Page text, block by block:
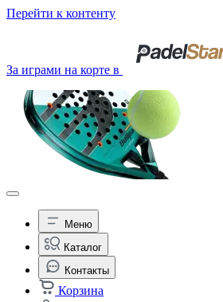
Перейти к контенту
За играми на корте в
Меню
Каталог
Контакты
Корзина